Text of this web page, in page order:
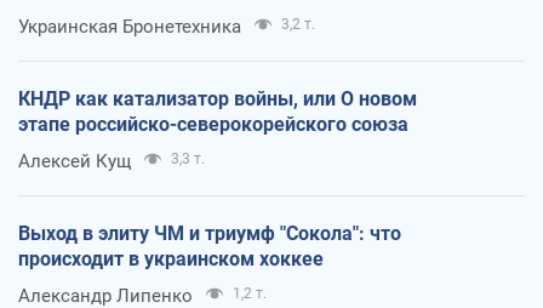
Украинская Бронетехника 3,2 т.
КНДР как катализатор войны, или О новом
этапе российско-северокорейского союза
Алексей Кущ 3,3 т.
Выход в элиту ЧМ и триумф "Сокола": что
происходит в украинском хоккее
Александр Липенко 1,2 т.